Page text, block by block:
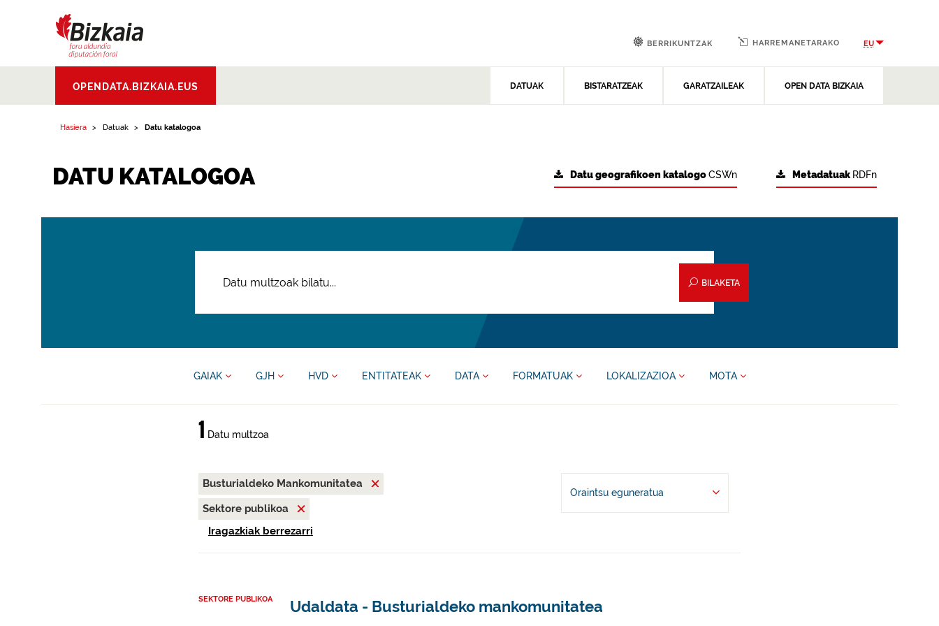
Aldundia.Diputacion
Foral de Bizkaia
OPENDATA.BIZKAIA.EUS DATUAK BISTARATZEAK GARATZAILEAK OPEN DATA BIZKAIA
BERRIKUNTZAK HARREMANETARAKO EU
Hasiera Datuak Datu katalogoa
DATU KATALOGOA Metadatuak RDFn
Datu geografikoen katalogoCSWn
BILAKETA
GAIAK GJH HVD ENTITATEAK DATA FORMATUAK LOKALIZAZIOA MOTA
1 Datu multzoa
Busturialdeko Mankomunitatea
Sektore publikoa
Iragazkiak berrezarri
Oraintsu eguneratua
SEKTORE PUBLIKOA Udaldata - Busturialdeko mankomunitatea